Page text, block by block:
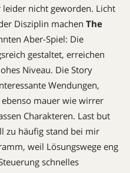
nicht geworden. Licht
Disziplin machen The
Aber-Spiel: Die
gestaltet, erreichen
Niveau. Die Story
Wendungen,
mauer wie wirrer
Charakteren. Last but
zu häufig stand bei mir
weil Lösungswege eng
schnelles